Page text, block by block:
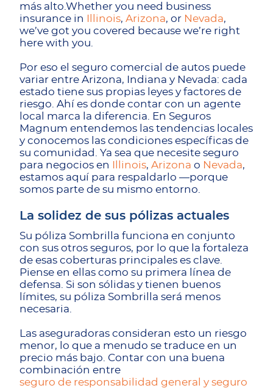
más alto.Whether you need business
insurance in
Illinois, Arizona, or Nevada,
we’ve got you covered because we’re right
here with you.
Por eso el seguro comercial de autos puede
variar entre Arizona, Indiana y Nevada: cada
estado tiene sus propias leyes y factores de
riesgo. Ahí es donde contar con un agente
local marca la diferencia. En Seguros
Magnum entendemos las tendencias locales
y conocemos las condiciones específicas de
su comunidad. Ya sea que necesite seguro
para negocios en
Illinois, Arizona o Nevada,
estamos aquí para respaldarlo —porque
somos parte de su mismo entorno.
La solidez de sus pólizas actuales
Su póliza Sombrilla funciona en conjunto
con sus otros seguros, por lo que la fortaleza
de esas coberturas principales es clave.
Piense en ellas como su primera línea de
defensa. Si son sólidas y tienen buenos
límites, su póliza Sombrilla será menos
necesaria.
Las aseguradoras consideran esto un riesgo
menor, lo que a menudo se traduce en un
precio más bajo. Contar con una buena
combinación entre
seguro de responsabilidad general y seguro